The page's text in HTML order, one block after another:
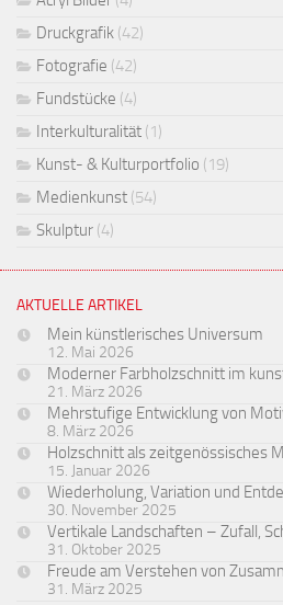
Druckgrafik (42)
Fotografie (42)
Fundstücke (4)
Interkulturalität (1)
Kunst- & Kulturportfolio (19)
Medienkunst (54)
Skulptur (4)
AKTUELLE ARTIKEL
Mein künstlerisches Universum
12. Mai 2026
Moderner Farbholzschnitt im
21. März 2026
Mehrstufige Entwicklung von
8. März 2026
Holzschnitt als zeitgenössisches
15. Januar 2026
Wiederholung, Variation und
30. November 2025
Vertikale Landschaften – Zufall,
31. Oktober 2025
Freude am Verstehen von
31. März 2025